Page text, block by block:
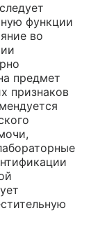
функции
во
предмет
признаков